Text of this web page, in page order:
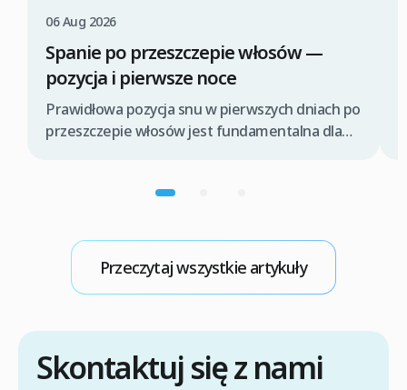
06 Aug 2026
Spanie po przeszczepie włosów —
pozycja i pierwsze noce
Prawidłowa pozycja snu w pierwszych dniach po
przeszczepie włosów jest fundamentalna dla
głowy pomaga zminimalizować obrzęk,
uszkodzeniu delikatnych cebulek włosowych
oraz wspiera prawidłową integrację
przeszczepów z nowym miejscem. Kluczowe
utrzymanie głowy w podwyższonej pozycji. […]
Przeczytaj wszystkie artykuły
Skontaktuj się z nami